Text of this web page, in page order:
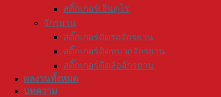
สติ๊กเกอร์เอ็นดูโร่
จักรยาน
สติ๊กเกอร์ติดรถจักรยาน
สติ๊กเกอร์ติดหมวกจักรยาน
สติ๊กเกอร์ติดล้อจักรยาน
ผลงานทั้งหมด
บทความ